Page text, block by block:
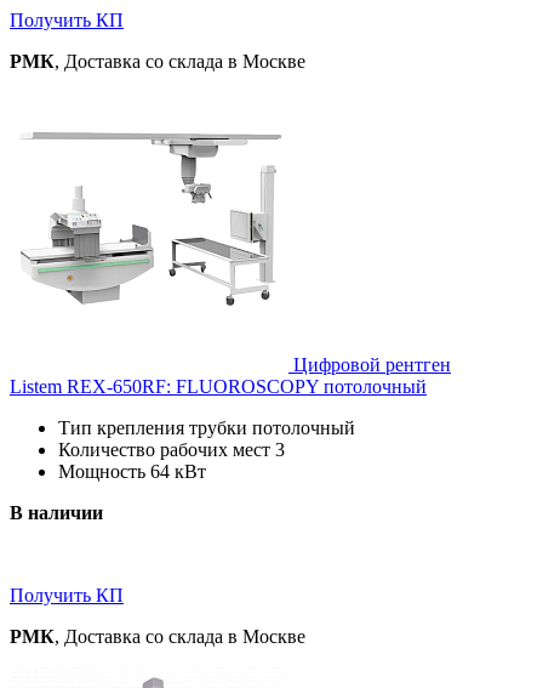
Получить КП
РМК, Доставка со склада в Москве
Цифровой рентген
Listem REX-650RF: FLUOROSCOPY потолочный
Тип крепления трубки потолочный
Количество рабочих мест 3
Мощность 64 кВт
В наличии
Получить КП
РМК, Доставка со склада в Москве